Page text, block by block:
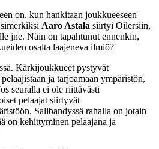
on, kun hankitaan joukkueeseen
Aaro Astala siirtyi Oilersiin,
jne. Näin on tapahtunut ennenkin,
osalta laajeneva ilmiö?
Kärkijoukkueet pystyvät
ja tarjoamaan ympäristön,
seuralla ei ole riittävästi
pelaajat siirtyvät
Salibandyssä rahalla on jotain
on kehittyminen pelaajana ja